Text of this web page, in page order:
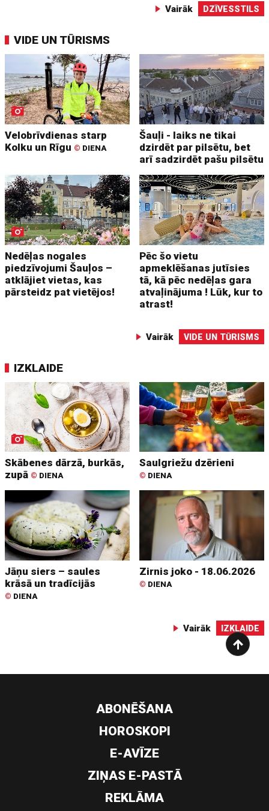
Vairāk DZĪVESSTILS
VIDE UN TŪRISMS
Velobrīvdienas starp
Kolku un Rīgu © DIENA
Šauļi - laiks ne tikai
dzirdēt par pilsētu, bet
arī sadzirdēt pašu pilsētu
Nedēļas nogales
piedzīvojumi Šauļos –
atklājiet vietas, kas
pārsteidz pat vietējos!
Pēc šo vietu
apmeklēšanas jutīsies
tā, kā pēc nedēļas gara
atvaļinājuma ! Lūk, kur to
atrast!
Vairāk VIDE UN TŪRISMS
IZKLAIDE
Skābenes dārzā, burkās,
zupā © DIENA
Saulgriežu dzērieni
© DIENA
Jāņu siers – saules
krāsā un tradīcijās
© DIENA
Zirnis joko - 18.06.2026
© DIENA
Vairāk IZKLAIDE
ABONĒŠANA
HOROSKOPI
E-AVĪZE
ZIŅAS E-PASTĀ
REKLĀMA